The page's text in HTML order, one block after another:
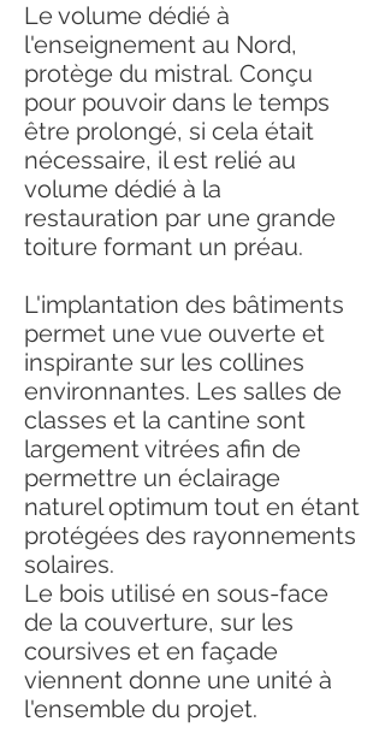
Le volume dédié à
l'enseignement au Nord,
protège du mistral. Conçu
pour pouvoir dans le temps
être prolongé, si cela était
nécessaire, il est relié au
volume dédié à la
restauration par une grande
toiture formant un préau.
L'implantation des bâtiments
permet une vue ouverte et
inspirante sur les collines
environnantes. Les salles de
classes et la cantine sont
largement vitrées afin de
permettre un éclairage
naturel optimum tout en étant
protégées des rayonnements
solaires.
Le bois utilisé en sous-face
de la couverture, sur les
coursives et en façade
viennent donne une unité à
l'ensemble du projet.